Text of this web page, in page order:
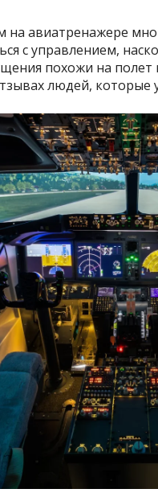
авиатренажере
с управлением,
похожи на полет
людей, которые